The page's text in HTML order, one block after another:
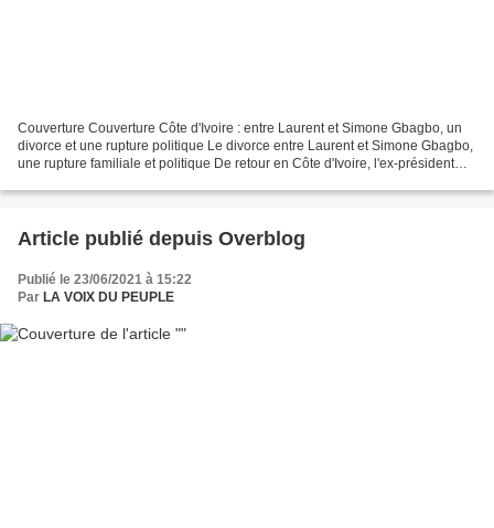
Couverture Couverture Côte d'Ivoire : entre Laurent et Simone Gbagbo, un
divorce et une rupture politique Le divorce entre Laurent et Simone Gbagbo,
une rupture familiale et politique De retour en Côte d'Ivoire, l'ex-président
Article publié depuis Overblog
Publié le 23/06/2021 à 15:22
Par LA VOIX DU PEUPLE